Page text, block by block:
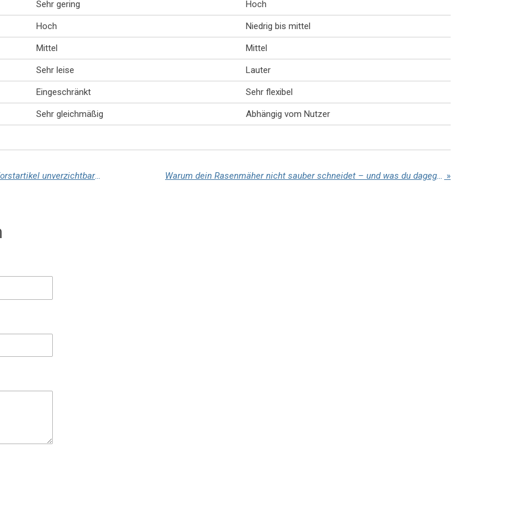
Sehr gering Hoch
Hoch Niedrig bis mittel
Mittel Mittel
Sehr leise Lauter
Eingeschränkt Sehr flexibel
Sehr gleichmäßig Abhängig vom Nutzer
Qualität zahlt sich aus: Warum hochwertige Forstartikel unverzichtbar sind Warum dein Rasenmäher nicht sauber schneidet – und was du dagegen tun kannst »